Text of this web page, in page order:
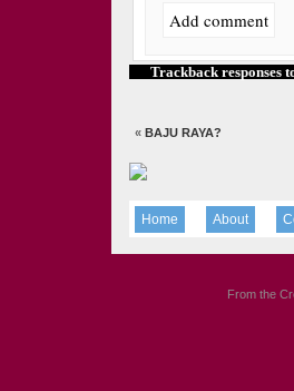
Trackback responses
« BAJU RAYA?
Home About
From the